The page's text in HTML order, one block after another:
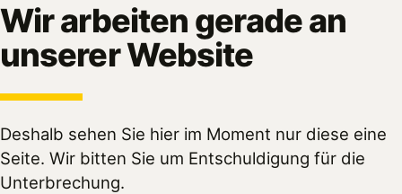
Wir arbeiten gerade an
unserer Website
Deshalb sehen Sie hier im Moment nur diese eine
Seite. Wir bitten Sie um Entschuldigung für die
Unterbrechung.